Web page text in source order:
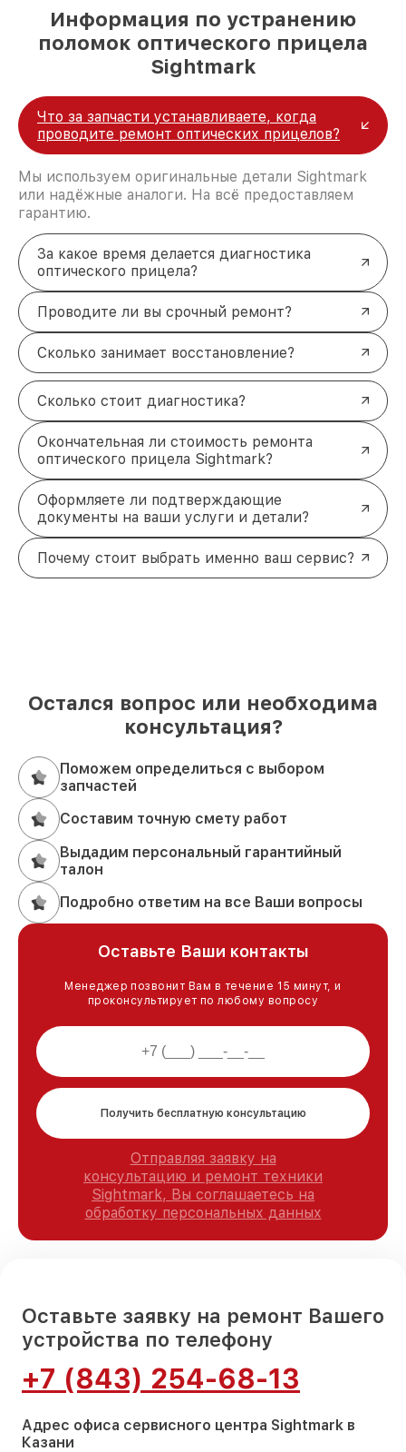
Информация по устранению
поломок оптического прицела
Sightmark
Что за запчасти устанавливаете, когда
проводите ремонт оптических прицелов?
Мы используем оригинальные детали Sightmark
или надёжные аналоги. На всё предоставляем
гарантию.
За какое время делается диагностика
оптического прицела?
Проводите ли вы срочный ремонт?
Сколько занимает восстановление?
Сколько стоит диагностика?
Окончательная ли стоимость ремонта
оптического прицела Sightmark?
Оформляете ли подтверждающие
документы на ваши услуги и детали?
Почему стоит выбрать именно ваш сервис?
Остался вопрос или необходима
консультация?
Поможем определиться с выбором
запчастей
Составим точную смету работ
Выдадим персональный гарантийный
талон
Подробно ответим на все Ваши вопросы
Оставьте Ваши контакты
Менеджер позвонит Вам в течение 15 минут, и
проконсультирует по любому вопросу
Получить бесплатную консультацию
Отправляя заявку на
консультацию и ремонт техники
Sightmark, Вы соглашаетесь на
обработку персональных данных
Оставьте заявку на ремонт Вашего
устройства по телефону
+7 (843) 254-68-13
Адрес офиса сервисного центра Sightmark в
Казани